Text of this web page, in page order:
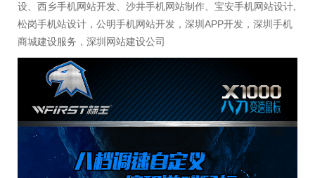
设、西乡手机网站开发、沙井手机网站制作、宝安手机网站设计,
松岗手机站设计，公明手机网站开发，深圳APP开发，深圳手机
商城建设服务，深圳网站建设公司